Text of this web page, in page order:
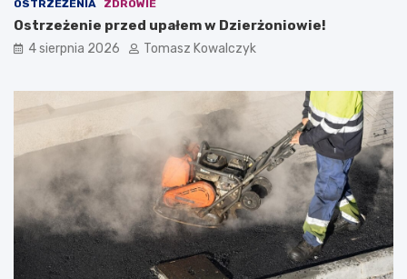
OSTRZEŻENIA ZDROWIE
Ostrzeżenie przed upałem w Dzierżoniowie!
4 sierpnia 2026 Tomasz Kowalczyk